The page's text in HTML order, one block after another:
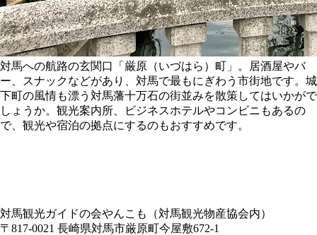
対馬への航路の玄関口「厳原（いづはら）町」。居酒屋やバ
ー、スナックなどがあり、対馬で最もにぎわう市街地です。城
下町の風情も漂う対馬藩十万石の街並みを散策してはいかがで
しょうか。観光案内所、ビジネスホテルやコンビニもあるの
で、観光や宿泊の拠点にするのもおすすめです。
対馬観光ガイドの会やんこも（対馬観光物産協会内）
〒817-0021 長崎県対馬市厳原町今屋敷672-1